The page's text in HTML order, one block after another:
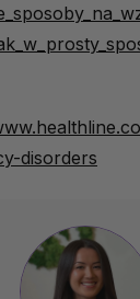
disorders